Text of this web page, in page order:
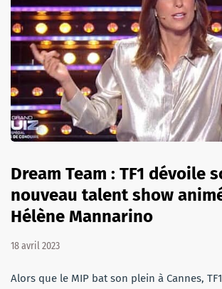
Dream Team : TF1 dévoile
nouveau talent show
Hélène Mannarino
18 avril 2023
Alors que le MIP bat son plein à Cannes,